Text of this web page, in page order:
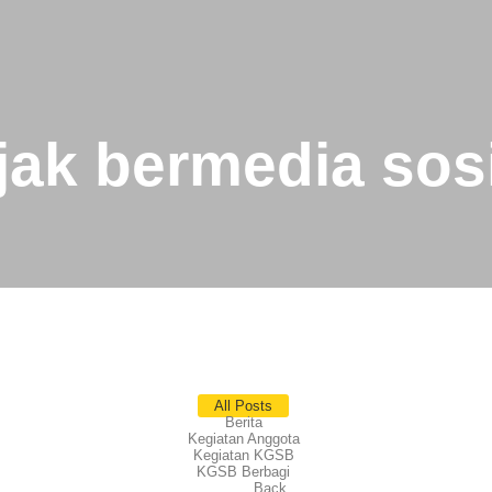
bermedia
All Posts
Berita
Kegiatan Anggota
Kegiatan KGSB
KGSB Berbagi
Back